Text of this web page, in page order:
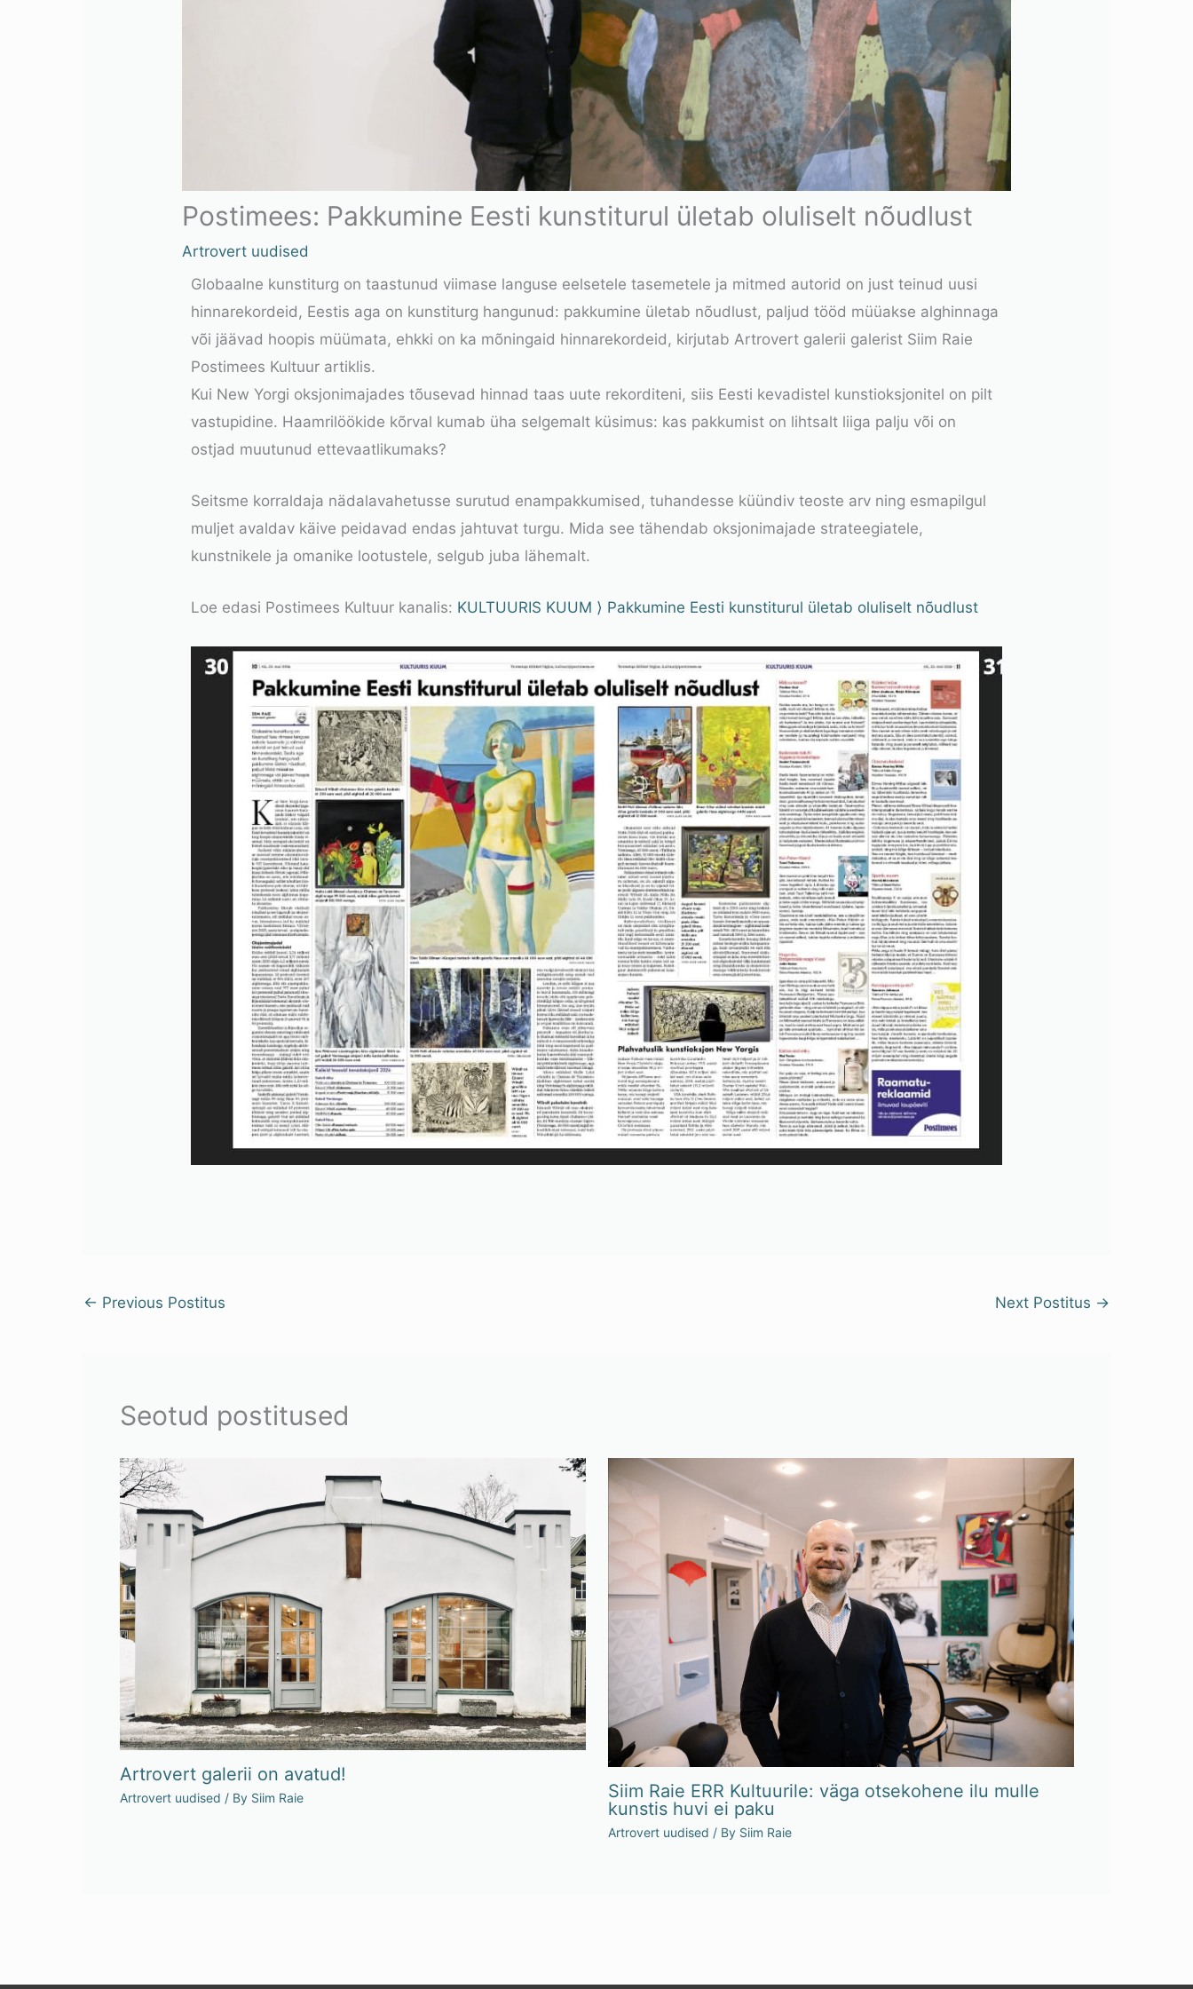
Postimees: Pakkumine Eesti kunstiturul ületab oluliselt nõudlust
Artrovert uudised
Globaalne kunstiturg on taastunud viimase languse eelsetele tasemetele ja mitmed autorid on just teinud uusi
hinnarekordeid, Eestis aga on kunstiturg hangunud: pakkumine ületab nõudlust, paljud tööd müüakse alghinnaga
või jäävad hoopis müümata, ehkki on ka mõningaid hinnarekordeid, kirjutab Artrovert galerii galerist Siim Raie
Postimees Kultuur artiklis.
Kui New Yorgi oksjonimajades tõusevad hinnad taas uute rekorditeni, siis Eesti kevadistel kunstioksjonitel on pilt
vastupidine. Haamrilöökide kõrval kumab üha selgemalt küsimus: kas pakkumist on lihtsalt liiga palju või on
ostjad muutunud ettevaatlikumaks?
Seitsme korraldaja nädalavahetusse surutud enampakkumised, tuhandesse küündiv teoste arv ning esmapilgul
muljet avaldav käive peidavad endas jahtuvat turgu. Mida see tähendab oksjonimajade strateegiatele,
kunstnikele ja omanike lootustele, selgub juba lähemalt.
Loe edasi Postimees Kultuur kanalis: KULTUURIS KUUM ⟩ Pakkumine Eesti kunstiturul ületab oluliselt nõudlust
← Previous Postitus Next Postitus →
Seotud postitused
Artrovert galerii on avatud!
Artrovert uudised / By Siim Raie
Siim Raie ERR Kultuurile: väga otsekohene ilu mulle
kunstis huvi ei paku
Artrovert uudised / By Siim Raie